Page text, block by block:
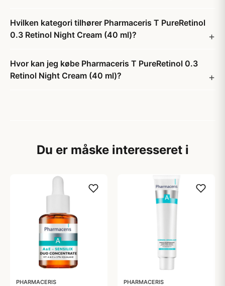
Hvilken kategori tilhører Pharmaceris T PureRetinol
0.3 Retinol Night Cream (40 ml)?
Hvor kan jeg købe Pharmaceris T PureRetinol 0.3
Retinol Night Cream (40 ml)?
Du er måske interesseret i
PHARMACERIS PHARMACERIS